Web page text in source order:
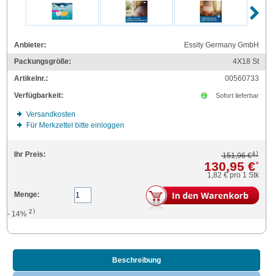
Anbieter:
Essity Germany GmbH
Packungsgröße:
4X18St
Artikelnr.:
00560733
Verfügbarkeit:
Sofort lieferbar
Versandkosten
Für Merkzettel bitte einloggen
Ihr Preis: 151,96 €4)
130,95 €*
1,82 €pro 1 Stk
Menge:
- 14%2)
Beschreibung